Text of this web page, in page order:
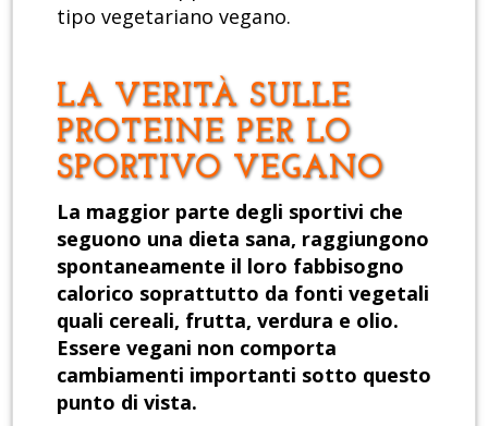
tipo vegetariano vegano.
LA VERITÀ SULLE
PROTEINE PER LO
SPORTIVO VEGANO
La maggior parte degli sportivi che
seguono una dieta sana, raggiungono
spontaneamente il loro fabbisogno
calorico soprattutto da fonti vegetali
quali cereali, frutta, verdura e olio.
Essere vegani non comporta
cambiamenti importanti sotto questo
punto di vista.